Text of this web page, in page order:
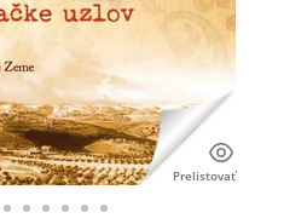
Prelistovať